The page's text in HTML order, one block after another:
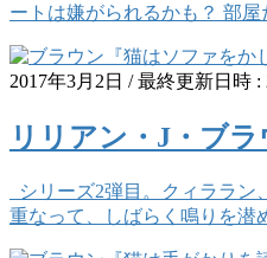
ートは嫌がられるかも？ 部
2017年3月2日 / 最終更新日時 :
リリアン・J・ブ
シリーズ2弾目。クィララン
重なって、しばらく鳴りを